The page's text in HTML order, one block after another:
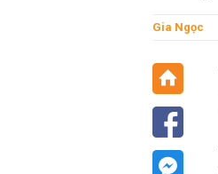
Gia Ngọc